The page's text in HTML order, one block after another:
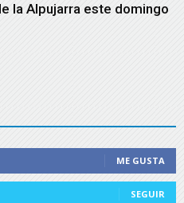
la Alpujarra este domingo
ME GUSTA
SEGUIR